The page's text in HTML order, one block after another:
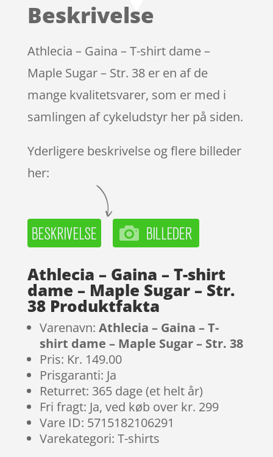
kundebedø
Beskrivelse
Athlecia – Gaina – T-shirt dame –
Maple Sugar – Str. 38 er en af de
mange kvalitetsvarer, som er med i
samlingen af cykeludstyr her på siden.
Yderligere beskrivelse og flere billeder
her:
Athlecia – Gaina – T-shirt
dame – Maple Sugar – Str.
38 Produktfakta
Varenavn: Athlecia – Gaina – T-
shirt dame – Maple Sugar – Str. 38
Pris: Kr. 149.00
Prisgaranti: Ja
Returret: 365 dage (et helt år)
Fri fragt: Ja, ved køb over kr. 299
Vare ID: 5715182106291
Varekategori: T-shirts